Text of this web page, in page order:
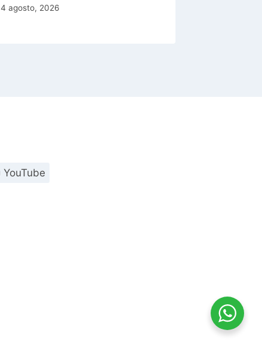
4 agosto, 2026
YouTube